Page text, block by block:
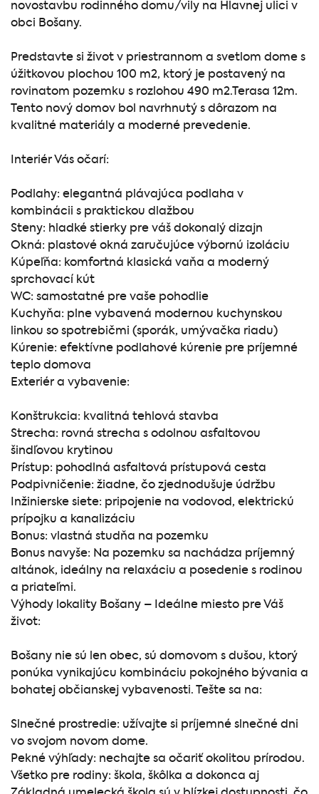
novostavbu rodinného domu/vily na Hlavnej ulici v
obci Bošany.
Predstavte si život v priestrannom a svetlom dome s
úžitkovou plochou 100 m2, ktorý je postavený na
rovinatom pozemku s rozlohou 490 m2.Terasa 12m.
Tento nový domov bol navrhnutý s dôrazom na
kvalitné materiály a moderné prevedenie.
Interiér Vás očarí:
Podlahy: elegantná plávajúca podlaha v
kombinácii s praktickou dlažbou
Steny: hladké stierky pre váš dokonalý dizajn
Okná: plastové okná zaručujúce výbornú izoláciu
Kúpeľňa: komfortná klasická vaňa a moderný
sprchovací kút
WC: samostatné pre vaše pohodlie
Kuchyňa: plne vybavená modernou kuchynskou
linkou so spotrebičmi (sporák, umývačka riadu)
Kúrenie: efektívne podlahové kúrenie pre príjemné
teplo domova
Exteriér a vybavenie:
Konštrukcia: kvalitná tehlová stavba
Strecha: rovná strecha s odolnou asfaltovou
šindľovou krytinou
Prístup: pohodlná asfaltová prístupová cesta
Podpivničenie: žiadne, čo zjednodušuje údržbu
Inžinierske siete: pripojenie na vodovod, elektrickú
prípojku a kanalizáciu
Bonus: vlastná studňa na pozemku
Bonus navyše: Na pozemku sa nachádza príjemný
altánok, ideálny na relaxáciu a posedenie s rodinou
a priateľmi.
Výhody lokality Bošany – Ideálne miesto pre Váš
život:
Bošany nie sú len obec, sú domovom s dušou, ktorý
ponúka vynikajúcu kombináciu pokojného bývania a
bohatej občianskej vybavenosti. Tešte sa na:
Slnečné prostredie: užívajte si príjemné slnečné dni
vo svojom novom dome.
Pekné výhľady: nechajte sa očariť okolitou prírodou.
Všetko pre rodiny: škola, škôlka a dokonca aj